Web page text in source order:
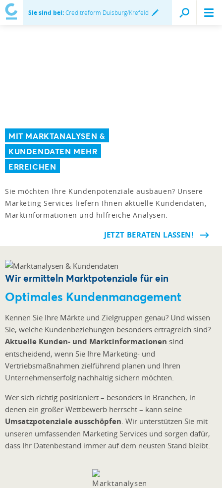
Sie sind bei:Creditreform Duisburg/Krefeld
MIT MARKTANALYSEN &
KUNDENDATEN MEHR
ERREICHEN
Sie möchten Ihre Kundenpotenziale ausbauen? Unsere
Marketing Services liefern Ihnen aktuelle Kundendaten,
Marktinformationen und hilfreiche Analysen.
JETZT BERATEN LASSEN!
Wir ermitteln Marktpotenziale für ein
Optimales Kundenmanagement
Kennen Sie Ihre Märkte und Zielgruppen genau? Und wissen
Sie, welche Kundenbeziehungen besonders ertragreich sind?
Aktuelle Kunden- und Marktinformationen sind
entscheidend, wenn Sie Ihre Marketing- und
Vertriebsmaßnahmen zielführend planen und Ihren
Unternehmenserfolg nachhaltig sichern möchten.
Wer sich richtig positioniert – besonders in Branchen, in
denen ein großer Wettbewerb herrscht – kann seine
Umsatzpotenziale ausschöpfen. Wir unterstützen Sie mit
unseren umfassenden Marketing Services und sorgen dafür,
dass Ihr Datenbestand immer auf dem neusten Stand bleibt.